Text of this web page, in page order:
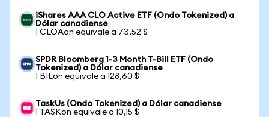
iShares AAA CLO Active ETF (Ondo Tokenized) a
Dólar canadiense
1 CLOAon equivale a 73,52 $
SPDR Bloomberg 1-3 Month T-Bill ETF (Ondo
Tokenized) a Dólar canadiense
1 BILon equivale a 128,60 $
TaskUs (Ondo Tokenized) a Dólar canadiense
1 TASKon equivale a 10,15 $